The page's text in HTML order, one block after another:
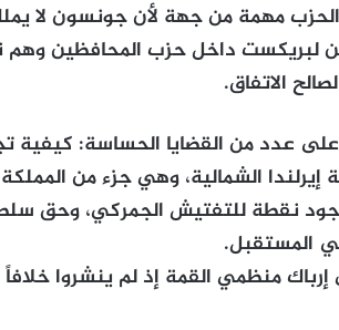
مهمة من جهة لأن جونسون لا
لبريكست داخل حزب المحافظين وهم
الاتفاق.
عدد من القضايا الحساسة: كيفية
إيرلندا الشمالية، وهي جزء من
نقطة للتفتيش الجمركي، وحق
المستقبل.
منظمي القمة إذ لم ينشروا خلافاً